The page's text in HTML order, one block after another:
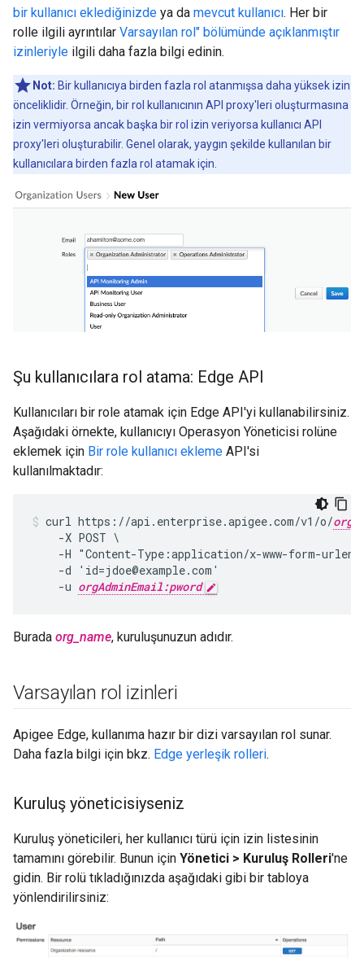
bir kullanıcı eklediğinizde ya da mevcut kullanıcı. Her bir
rolle ilgili ayrıntılar Varsayılan rol" bölümünde açıklanmıştır
izinleriyle ilgili daha fazla bilgi edinin.
Not: Bir kullanıcıya birden fazla rol atanmışsa daha yüksek izin
önceliklidir. Örneğin, bir rol kullanıcının API proxy'leri oluşturmasına
izin vermiyorsa ancak başka bir rol izin veriyorsa kullanıcı API
proxy'leri oluşturabilir. Genel olarak, yaygın şekilde kullanılan bir
kullanıcılara birden fazla rol atamak için.
Şu kullanıcılara rol atama: Edge API
Kullanıcıları bir role atamak için Edge API'yi kullanabilirsiniz.
Aşağıdaki örnekte, kullanıcıyı Operasyon Yöneticisi rolüne
eklemek için Bir role kullanıcı ekleme API'si
kullanılmaktadır:
curl https://api.enterprise.apigee.com/v1/o/
    -X POST \
-H "Content-Type:application/x-www-form-
    -d 'id=jdoe@example.com'
    -u
orgAdminEmail:pword
Burada org_name, kuruluşunuzun adıdır.
Varsayılan rol izinleri
Apigee Edge, kullanıma hazır bir dizi varsayılan rol sunar.
Daha fazla bilgi için bkz. Edge yerleşik rolleri.
Kuruluş yöneticisiyseniz
Kuruluş yöneticileri, her kullanıcı türü için izin listesinin
tamamını görebilir. Bunun için Yönetici > Kuruluş Rolleri'ne
gidin. Bir rolü tıkladığınızda aşağıdaki gibi bir tabloya
yönlendirilirsiniz: